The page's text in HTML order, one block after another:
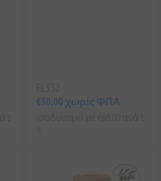
€30,00 χωρίς ΦΠΑ